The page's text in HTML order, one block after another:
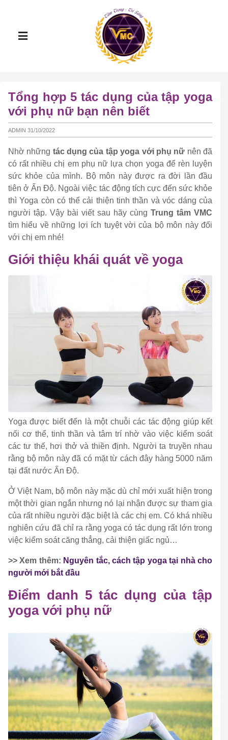
Tổng hợp 5 tác dụng của tập yoga
với phụ nữ bạn nên biết
ADMIN 31/10/2022
Nhờ những tác dụng của tập yoga với phụ nữ nên đã
có rất nhiều chị em phụ nữ lựa chọn yoga để rèn luyện
sức khỏe của mình. Bộ môn này được ra đời lần đầu
tiên ở Ấn Độ. Ngoài việc tác động tích cực đến sức khỏe
thì Yoga còn có thể cải thiện tinh thần và vóc dáng của
người tập. Vậy bài viết sau hãy cùng Trung tâm VMC
tìm hiểu về những lợi ích tuyệt vời của bộ môn này đối
với chị em nhé!
Giới thiệu khái quát về yoga
Yoga được biết đến là một chuỗi các tác động giúp kết
nối cơ thể, tinh thần và tâm trí nhờ vào việc kiểm soát
các tư thế, hơi thở và thiền định. Người ta truyền nhau
rằng bộ môn này đã có mặt từ cách đây hàng 5000 năm
tại đất nước Ấn Độ.
Ở Việt Nam, bộ môn này mặc dù chỉ mới xuất hiện trong
một thời gian ngắn nhưng nó lại nhận được sự tham gia
của rất nhiều người đặc biệt là các chị em. Có khá nhiều
nghiên cứu đã chỉ ra rằng yoga có tác dụng rất lớn trong
việc kiểm soát căng thẳng, cải thiện giấc ngủ…
>> Xem thêm: Nguyên tắc, cách tập yoga tại nhà cho
người mới bắt đầu
Điểm danh 5 tác dụng của tập
yoga với phụ nữ